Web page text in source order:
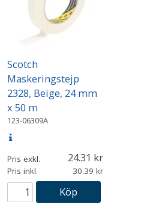
Scotch
Maskeringstejp
2328, Beige, 24 mm
x 50 m
123-06309A
Pris exkl. 24.31
Pris inkl. 30.39
Köp